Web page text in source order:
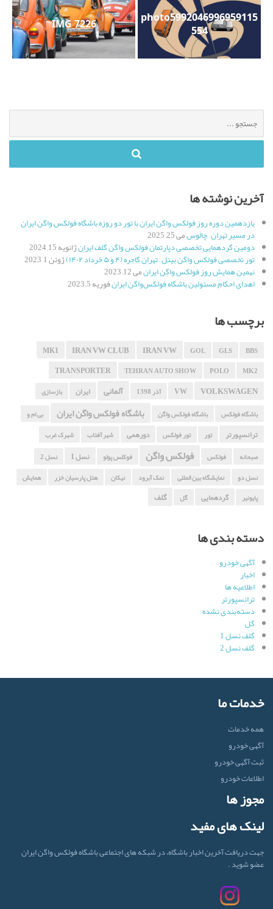
photo5992046996959115
554
IMG 7226
جستجو
برای
:
آخرین نوشته ها
یازدهمین دوره روز فولکس واگن ایران با تور دو روزه باشگاه فولکس واگن ایران
در مسیر تهران – چالوسمی 25, 2025
دومین گردهمایی تخصصی دپارتمان فولکس واگن گلف ایرانژانویه 15, 2024
تور تخصصی فولکس واگن بیتل – تهران گاجره (۴ و ۵ خرداد ۱۴۰۲) ژوئن 1, 2023
نهمین همایش روز فولکس واگِن ایرانمی 12, 2023
اهدای احکام مسئولین باشگاه فولکس‌واگن ایرانفوریه 5, 2023
برچسب ها
BBS
GLS
GOL
IRAN VW
IRAN VW CLUB
MK1
MK2
POLO
TEHRAN AUTO SHOW
TRANSPORTER
VOLKSWAGEN
VW آذر 1398 آلمانی ایران
بازسازی
باشگاه فولکس
باشگاه فولکس واگن باشگاه فولکس واگن ایران بی ام و
ترانسپورتر تور تور فولکس دورهمی شهر آفتاب
شهرک غرب
صبحانه
فولکس فولکس واگن فوکلس پولو نسل 1
نسل 2
نسل دو
نمایشگاه بین المللی نمک آبرود نیکان هتل پارسیان خزر
همایش
پایونیر
گردهمایی گل گلف
دسته بندی ها
آگهی خودرو
اخبار
اطلاعیه ها
ترانسپورتر
دسته‌بندی نشده
گل
گلف نسل 1
گلف نسل 2
خدمات ما
همه خدمات
آگهی خودرو
ثبت آگهی خودرو
اطلاعات خودرو
مجوز ها
لینک های مفید
جهت دریافت آخرین اخبار باشگاه، در شبکه های اجتماعی باشگاه فولکس واگن ایران
عضو شوید .